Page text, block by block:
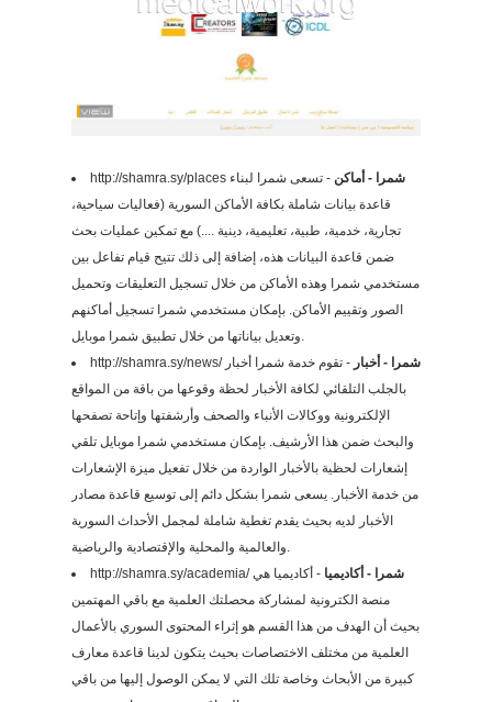
http://shamra.sy/places شمرا - أماكن - تسعى شمرا لبناء
قاعدة بيانات شاملة بكافة الأماكن السورية (فعاليات سياحية،
تجارية، خدمية، طبية، تعليمية، دينية ....) مع تمكين عمليات بحث
ضمن قاعدة البيانات هذه، إضافة إلى ذلك تتيح قيام تفاعل بين
مستخدمي شمرا وهذه الأماكن من خلال تسجيل التعليقات وتحميل
الصور وتقييم الأماكن. بإمكان مستخدمي شمرا تسجيل أماكنهم
وتعديل بياناتها من خلال تطبيق شمرا موبايل.
http://shamra.sy/news/
شمرا - أخبار - تقوم خدمة شمرا أخبار
بالجلب التلقائي لكافة الأخبار لحظة وقوعها من باقة من المواقع
الإلكترونية ووكالات الأنباء والصحف وأرشفتها وإتاحة تصفحها
والبحث ضمن هذا الأرشيف. بإمكان مستخدمي شمرا موبايل تلقي
إشعارات لحظية بالأخبار الواردة من خلال تفعيل ميزة الإشعارات
من خدمة الأخبار. يسعى شمرا بشكل دائم إلى توسيع قاعدة مصادر
الأخبار لديه بحيث يقدم تغطية شاملة لمجمل الأحداث السورية
والعالمية والمحلية والإقتصادية والرياضية.
http://shamra.sy/academia/
شمرا - أكاديميا - أكاديميا هي
منصة الكترونية لمشاركة محصلتك العلمية مع باقي المهتمين
بحيث أن الهدف من هذا القسم هو إثراء المحتوى السوري بالأعمال
العلمية من مختلف الاختصاصات بحيث يتكون لدينا قاعدة معارف
كبيرة من الأبحاث وخاصة تلك التي لا يمكن الوصول إليها من باقي